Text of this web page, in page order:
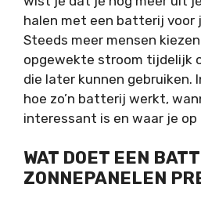
halen met een batterij voor
Steeds meer mensen
opgewekte stroom tijdelijk
die later kunnen gebruiken.
hoe zo’n batterij werkt,
interessant is en waar je
WAT DOET EEN
ZONNEPANELEN